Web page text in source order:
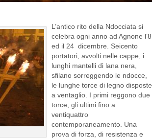
L’antico rito della Ndocciata si
celebra ogni anno ad Agnone l’8
ed il 24 dicembre. Seicento
portatori, avvolti nelle cappe, i
lunghi mantelli di lana nera,
sfilano sorreggendo le ndocce,
le lunghe torce di legno disposte
a ventaglio. I primi reggono due
torce, gli ultimi fino a
ventiquattro
contemporaneamento. Una
prova di forza, di resistenza e